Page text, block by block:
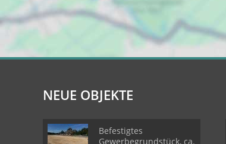
NEUE OBJEKTE
Befestigtes
Gewerbegrundstück, ca.